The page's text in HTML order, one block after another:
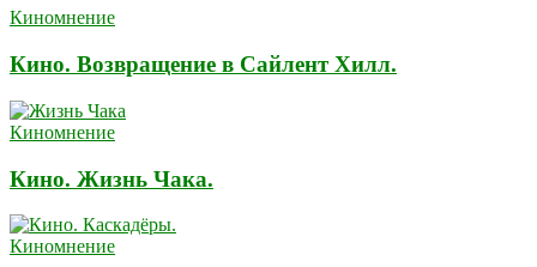
Киномнение
Кино. Возвращение в Сайлент Хилл.
Киномнение
Кино. Жизнь Чака.
Киномнение